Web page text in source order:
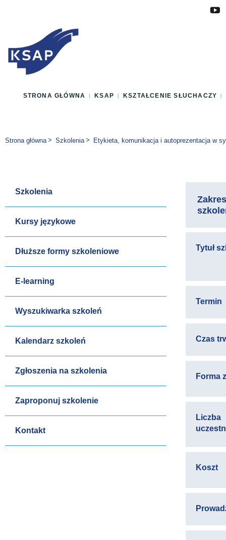
STRONA GŁÓWNA KSAP KSZTAŁCENIE SŁUCHACZY
Jesteś tutaj:
Strona główna Szkolenia Etykieta, komunikacja i autoprezentacja w
Szkolenia
Kursy językowe
Dłuższe formy szkoleniowe
E-learning
Wyszukiwarka szkoleń
Kalendarz szkoleń
Zgłoszenia na szkolenia
Zaproponuj szkolenie
Kontakt
Zakres
Tytuł
Termin
Czas
Forma
Liczba
Koszt